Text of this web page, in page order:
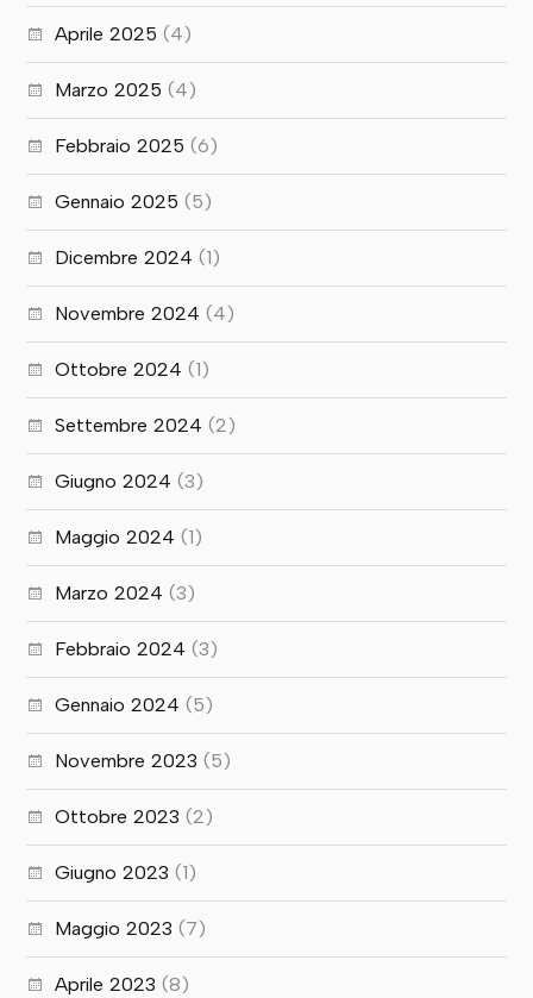
Aprile 2025 (4)
Marzo 2025 (4)
Febbraio 2025 (6)
Gennaio 2025 (5)
Dicembre 2024 (1)
Novembre 2024 (4)
Ottobre 2024 (1)
Settembre 2024 (2)
Giugno 2024 (3)
Maggio 2024 (1)
Marzo 2024 (3)
Febbraio 2024 (3)
Gennaio 2024 (5)
Novembre 2023 (5)
Ottobre 2023 (2)
Giugno 2023 (1)
Maggio 2023 (7)
Aprile 2023 (8)